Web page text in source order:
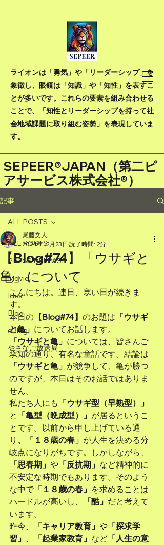
ライオンは「勇気」や「リーダーシップ」を
象徴し、眼鏡は「知識」や「知性」を表すこ
とが多いです。これらの要素を組み合わせる
ことで、「知性とリーダーシップを持って社
会地域課題に取り組む姿勢」を表現していま
す。
SEPEER®JAPAN（第二ピ
アサービス株式会社®）
記事
ALL POSTS
PRESS RELEASE
Movie
Idea
Blog
eBlog
やさなご放送局
ALL POSTS
【Blog#74】「ウサギと
亀」について
尾藤文人
2024年12月23日 読了時間: 2分
こんにちは。連日、寒い日が続きま
す。
本日の 【Blog#74】 のお題は 「ウサギ
と亀」 についてお話します。
「ウサギと亀」 については、皆さんご
承知の通り、有名な童話です。結論は
「ウサギと亀」 が競争して、亀が勝つ
のですが、本日はそのお話ではありま
せん。
私たち人にも 「ウサギ型（早熟型）」
と 「亀型（晩成型）」 が居るというこ
とです。以前から申し上げている通
り 、「１８歳の春」 が人生を決める分
岐点になりがちです。しかしながら、
「思春期」 や 「反抗期」 など精神的に
不安定な時期でもあります。そのよう
な中で「１８歳の春」 を求めることは
ハードルが高いし、
「酷」 だと考えて
います。
昨今、
「キャリア教育」 や 「探求学
習」 、 「起業家教育」 など 「人生の意